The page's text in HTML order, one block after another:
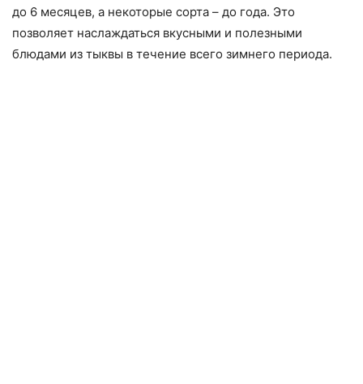
до 6 месяцев, а некоторые сорта – до года. Это
позволяет наслаждаться вкусными и полезными
блюдами из тыквы в течение всего зимнего периода.